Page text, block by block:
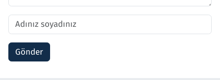
Gönder